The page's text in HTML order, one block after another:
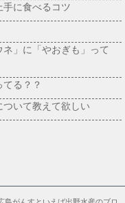
に食べるコツ
」に「やおぎも」って
る？？
ついて教えて欲しい